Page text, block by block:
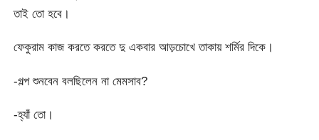
তাই তো হবে।
ফেকুরাম কাজ করতে করতে দু একবার আড়চোখে তাকায় শর্মির দিকে।
-গল্প শুনবেন বলছিলেন না মেমসাব?
-হ্যাঁ তো।